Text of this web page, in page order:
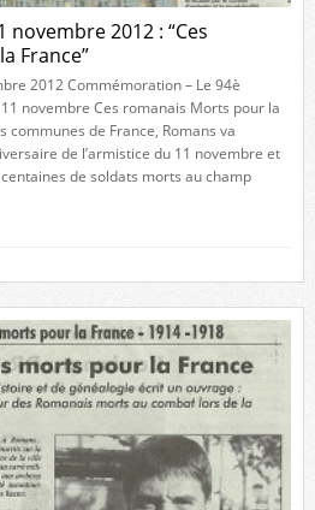
novembre 2012 : “Ces
France”
2012 Commémoration – Le 94è
novembre Ces romanais Morts pour la
communes de France, Romans va
de l’armistice du 11 novembre et
de soldats morts au champ